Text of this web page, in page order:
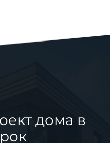
дома в